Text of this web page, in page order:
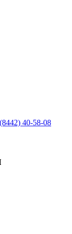
40-58-08